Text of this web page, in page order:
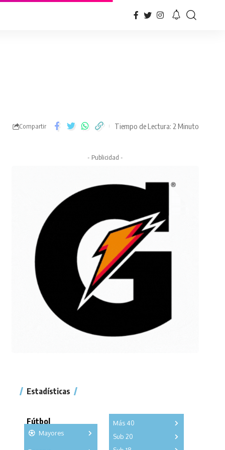
Compartir Tiempo de Lectura: 2 Minuto
- Publicidad -
Estadísticas
Fútbol
Mayores
Más 40
Sub 20